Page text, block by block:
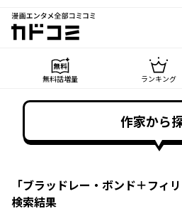
漫画エンタメ全部コミコミ
カドコミ
無料話増量 ランキング
作家から
「ブラッドレー・ボンド＋フィ
検索結果